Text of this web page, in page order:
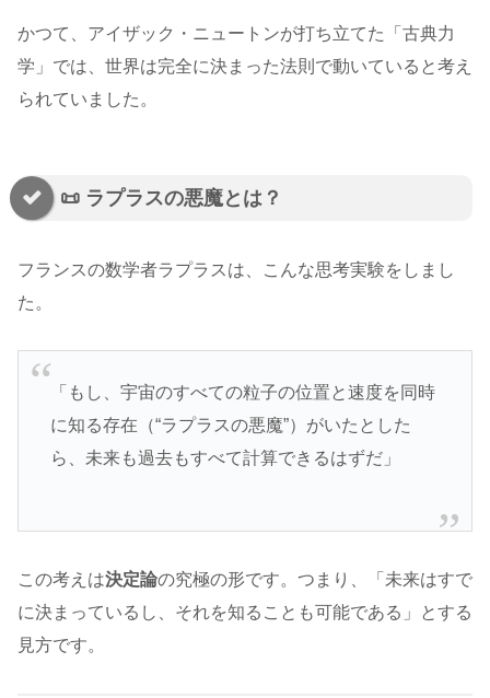
かつて、アイザック・ニュートンが打ち立てた「古典力
学」では、世界は完全に決まった法則で動いていると考え
られていました。
📜 ラプラスの悪魔とは？
フランスの数学者ラプラスは、こんな思考実験をしまし
た。
「もし、宇宙のすべての粒子の位置と速度を同時
に知る存在（“ラプラスの悪魔”）がいたとした
ら、未来も過去もすべて計算できるはずだ」
この考えは決定論の究極の形です。つまり、「未来はすで
に決まっているし、それを知ることも可能である」とする
見方です。